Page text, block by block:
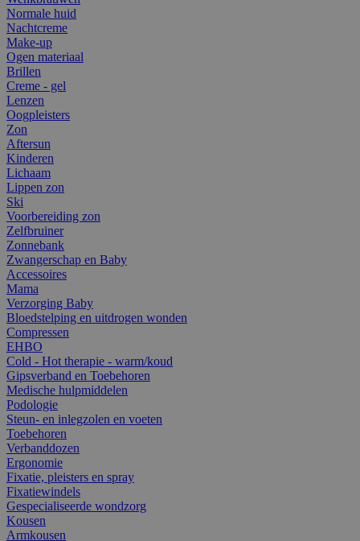
Normale huid
Nachtcreme
Make-up
Ogen materiaal
Brillen
Creme - gel
Lenzen
Oogpleisters
Zon
Aftersun
Kinderen
Lichaam
Lippen zon
Ski
Voorbereiding zon
Zelfbruiner
Zonnebank
Zwangerschap en Baby
Accessoires
Mama
Verzorging Baby
Bloedstelping en uitdrogen wonden
Compressen
EHBO
Cold - Hot therapie - warm/koud
Gipsverband en Toebehoren
Medische hulpmiddelen
Podologie
Steun- en inlegzolen en voeten
Toebehoren
Verbanddozen
Ergonomie
Fixatie, pleisters en spray
Fixatiewindels
Gespecialiseerde wondzorg
Kousen
Armkousen